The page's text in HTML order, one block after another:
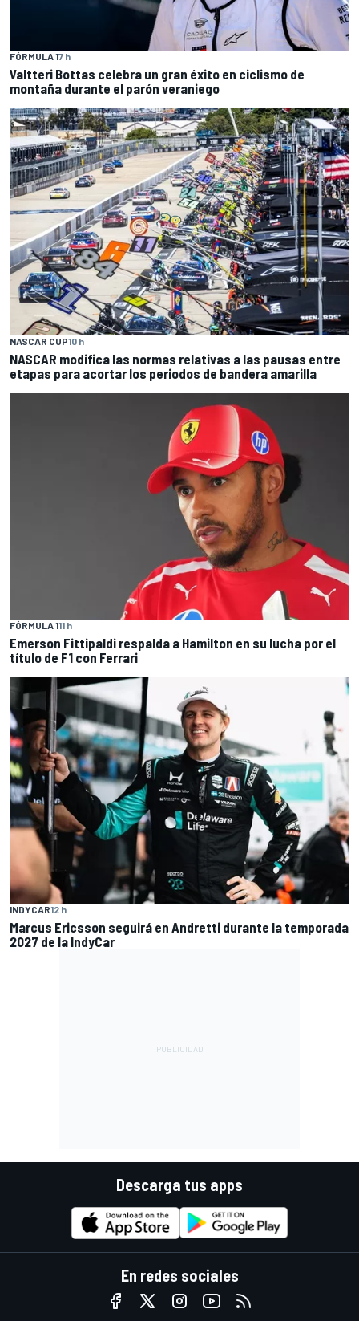
FÓRMULA 17 h
Valtteri Bottas celebra un gran éxito en ciclismo de
montaña durante el parón veraniego
NASCAR CUP10 h
NASCAR modifica las normas relativas a las pausas entre
etapas para acortar los periodos de bandera amarilla
FÓRMULA 111 h
Emerson Fittipaldi respalda a Hamilton en su lucha por el
título de F1 con Ferrari
INDYCAR12 h
Marcus Ericsson seguirá en Andretti durante la temporada
2027 de la IndyCar
Descarga tus apps
En redes sociales